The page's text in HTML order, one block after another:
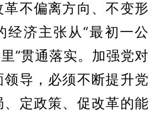
不偏离方向、不变形
经济主张从“最初一公
”贯通落实。加强党对
导，必须不断提升党
定政策、促改革的能